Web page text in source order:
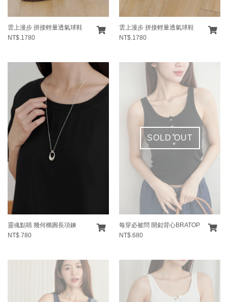
雲上漫步 拼接輕量透氣球鞋
NT$.1780
雲上漫步 拼接輕量透氣球鞋
NT$.1780
靈魂點睛 幾何橢圓長項鍊
NT$.780
SOLD OUT
每穿必被問 開釦背心BRATOP
NT$.680